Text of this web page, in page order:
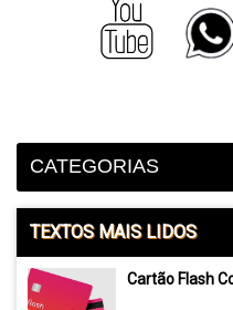
CATEGORIAS
TEXTOS MAIS LIDOS
Cartão Flash